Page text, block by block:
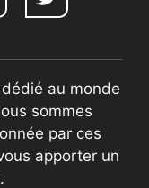
au monde
sommes
par ces
apporter un